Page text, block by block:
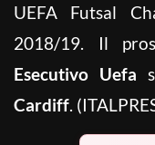
UEFA Futsal
2018/19. Il
Esecutivo Uefa
Cardiff.